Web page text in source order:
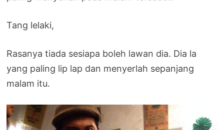
Tang lelaki,
Rasanya tiada sesiapa boleh lawan dia. Dia la
yang paling lip lap dan menyerlah sepanjang
malam itu.